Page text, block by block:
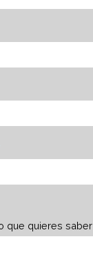
que quieres saber